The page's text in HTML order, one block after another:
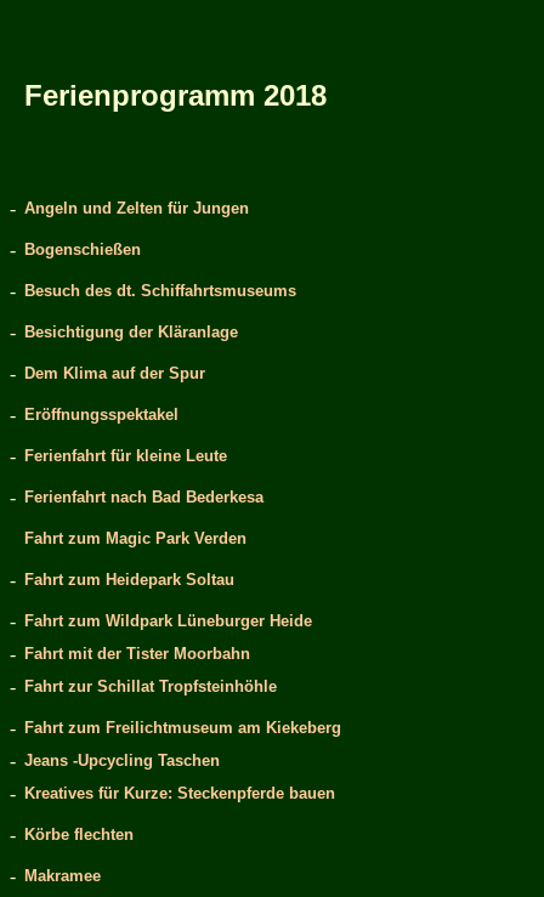
Ferienprogramm 2018
- Angeln und Zelten für Jungen
- Bogenschießen
- Besuch des dt. Schiffahrtsmuseums
- Besichtigung der Kläranlage
- Dem Klima auf der Spur
- Eröffnungsspektakel
- Ferienfahrt für kleine Leute
- Ferienfahrt nach Bad Bederkesa
Fahrt zum Magic Park Verden
- Fahrt zum Heidepark Soltau
- Fahrt zum Wildpark Lüneburger Heide
- Fahrt mit der Tister Moorbahn
- Fahrt zur Schillat Tropfsteinhöhle
- Fahrt zum Freilichtmuseum am Kiekeberg
- Jeans -Upcycling Taschen
- Kreatives für Kurze: Steckenpferde bauen
- Körbe flechten
- Makramee